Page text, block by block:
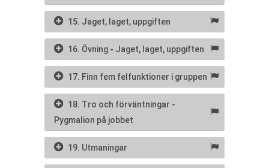
15. Jaget, laget, uppgiften
16. Övning - Jaget, laget, uppgiften
17. Finn fem felfunktioner i gruppen
18. Tro och förväntningar -
Pygmalion på jobbet
19. Utmaningar